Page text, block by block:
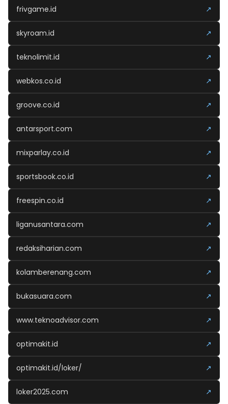
frivgame.id ↗
skyroam.id ↗
teknolimit.id ↗
webkos.co.id ↗
groove.co.id ↗
antarsport.com ↗
mixparlay.co.id ↗
sportsbook.co.id ↗
freespin.co.id ↗
liganusantara.com ↗
redaksiharian.com ↗
kolamberenang.com ↗
bukasuara.com ↗
www.teknoadvisor.com ↗
optimakit.id ↗
optimakit.id/loker/ ↗
loker2025.com ↗